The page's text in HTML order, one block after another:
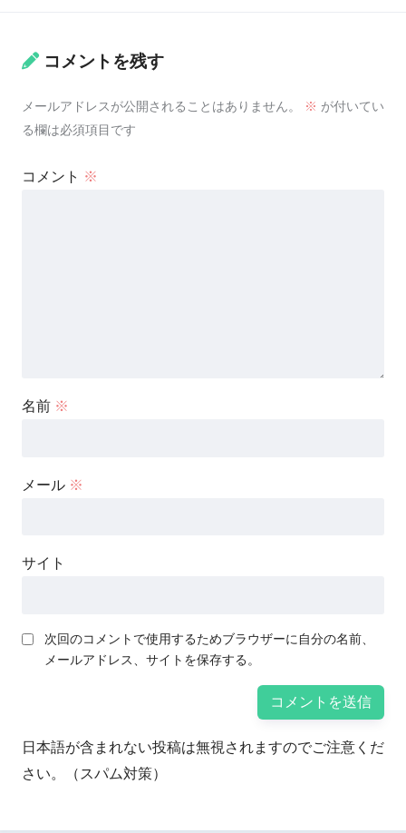
コメントを残す
メールアドレスが公開されることはありません。 ※ が付いてい
る欄は必須項目です
コメント ※
名前 ※
メール ※
サイト
次回のコメントで使用するためブラウザーに自分の名前、
メールアドレス、サイトを保存する。
日本語が含まれない投稿は無視されますのでご注意くだ
さい。（スパム対策）